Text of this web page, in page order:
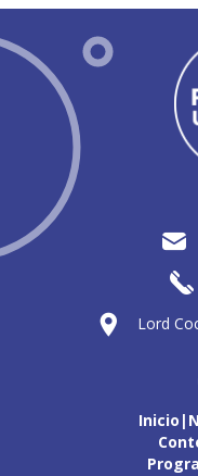
Lord
Inicio